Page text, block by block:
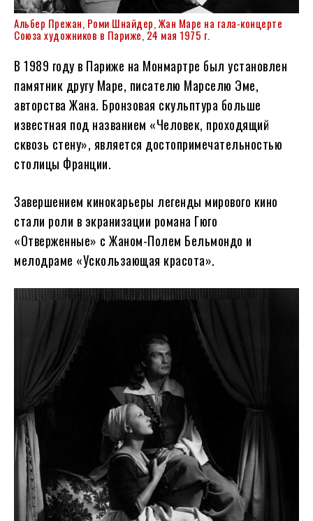
Альбер Прежан, Роми Шнайдер, Жан Маре на гала-концерте
Союза художников в Париже, 24 мая 1975 г.
В 1989 году в Париже на Монмартре был установлен
памятник другу Маре, писателю Марселю Эме,
авторства Жана. Бронзовая скульптура больше
известная под названием «Человек, проходящий
сквозь стену», является достопримечательностью
столицы Франции.
Завершением кинокарьеры легенды мирового кино
стали роли в экранизации романа Гюго
«Отверженные» с Жаном-Полем Бельмондо и
мелодраме «Ускользающая красота».